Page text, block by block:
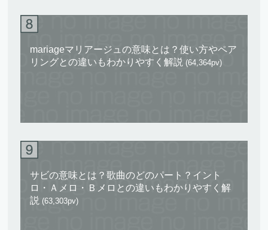
mariageマリアージュの意味とは？使い方やペア
リングとの違いもわかりやすく解説 (64,364pv)
サビの意味とは？歌曲のどのパート？イント
ロ・Ａメロ・Ｂメロとの違いもわかりやすく解
説 (63,303pv)